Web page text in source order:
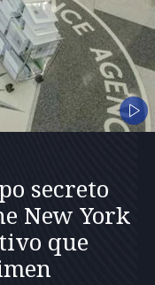
secreto
New York
que